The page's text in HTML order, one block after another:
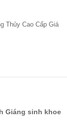
Giáng sinh khoe